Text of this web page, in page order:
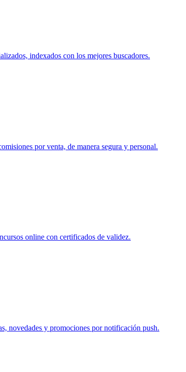
indexados con los mejores buscadores.
por venta, de manera segura y personal.
online con certificados de validez.
novedades y promociones por notificación push.